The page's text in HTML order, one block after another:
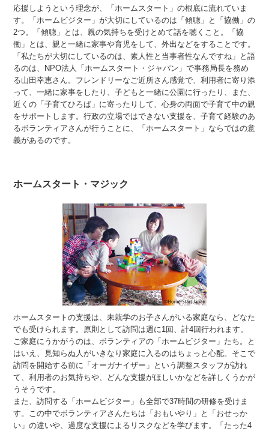
応援しようという理念が、「ホームスタート」の根底に流れていま
す。「ホームビジター」が大切にしているのは「傾聴」と「協働」の
2つ。「傾聴」とは、親の気持ちを受けとめて話を聴くこと。「協
働」とは、親と一緒に家事や育児をして、外出などをすることです。
「私たちが大切にしているのは、素人性と当事者性なんですね」と語
るのは、NPO法人「ホームスタート・ジャパン」で事務局長を務め
る山田幸恵さん。フレンドリーなご近所さん感覚で、利用者に寄り添
って、一緒に家事をしたり、子どもと一緒に公園に行ったり、また、
近くの「子育てひろば」に寄ったりして、心身の両面で子育て中の親
をサポートします。行政の立場ではできない支援を、子育て経験のあ
るボランティアさんが行うことに、「ホームスタート」ならではの意
義があるのです。
ホームスタート・マジック
ホームスタートの支援は、未就学のお子さんがいる家庭なら、どなた
でも受けられます。原則として訪問は週に1回、計4回行われます。
ご家庭にうかがうのは、ボランティアの「ホームビジター」たち。と
はいえ、見知らぬ人がいきなり家庭に入るのはちょっと心配。そこで
訪問を開始する前に「オーガナイザー」という調整スタッフが訪れ
て、利用者のお気持ちや、どんな支援がほしいかなどを詳しくうかが
うそうです。
また、訪問する「ホームビジター」も全部で37時間の研修を受けま
す。この中でボランティアさんたちは「おもいやり」と「おせっか
い」の違いや、過度な支援によるリスクなどを学びます。「たった4